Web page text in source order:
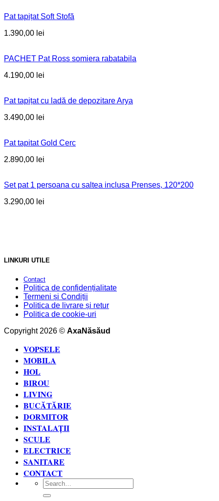
Pat tapițat Soft Stofă
1.390,00 lei
PACHET Pat Ross somiera rabatabila
4.190,00 lei
Pat tapițat cu ladă de depozitare Arya
3.490,00 lei
Pat tapitat Gold Cerc
2.890,00 lei
Set pat 1 persoana cu saltea inclusa Prenses, 120*200
3.290,00 lei
LINKURI UTILE
Contact
Politica de confidențialitate
Termeni și Condiții
Politica de livrare și retur
Politica de cookie-uri
Copyright 2026 © AxaNăsăud
VOPSELE
MOBILA
HOL
BIROU
LIVING
BUCĂTĂRIE
DORMITOR
INSTALAȚII
SCULE
ELECTRICE
SANITARE
CONTACT
Search
for: